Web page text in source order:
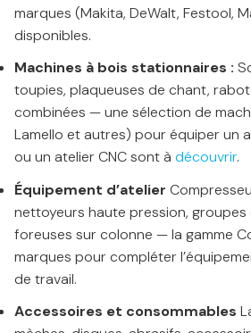
marques (Makita, DeWalt, Festool,
disponibles.
Machines à bois stationnaires :
toupies, plaqueuses de chant,
combinées — une sélection de
Lamello et autres) pour équiper un
ou un atelier CNC sont à découvrir.
Équipement d’atelier
nettoyeurs haute pression, groupes
foreuses sur colonne — la gamme
marques pour compléter
de travail.
Accessoires et consommables